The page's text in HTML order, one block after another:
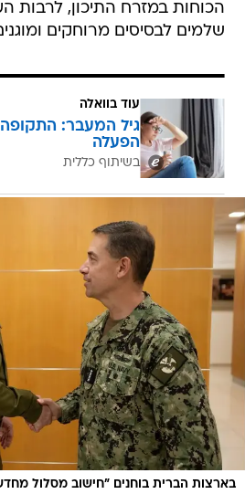
הכוחות במזרח התיכון,
שלמים לבסיסים מרוחקים
עוד בוואלה
גיל המעבר:
הפעלה
בשיתוף כללית
בארצות הברית בוחנים "חישוב מסלול